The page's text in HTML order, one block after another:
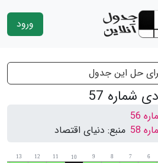
ورود
حل این جدول
شماره 57
56
58
منبع: دنیای اقتصاد
6
7
8
9
10
11
12
13